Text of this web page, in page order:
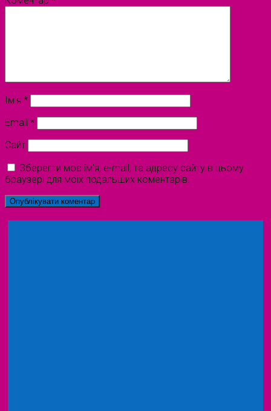
Ім'я *
Email *
Сайт
Зберегти моє ім'я, e-mail, та адресу сайту в цьому
браузері для моїх подальших коментарів.